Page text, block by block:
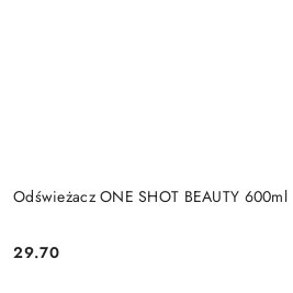
Odświeżacz ONE SHOT BEAUTY 600ml
Cena:
29.70